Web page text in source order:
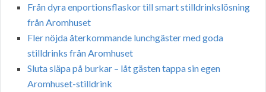
Från dyra enportionsflaskor till smart stilldrinkslösning
från Aromhuset
Fler nöjda återkommande lunchgäster med goda
stilldrinks från Aromhuset
Sluta släpa på burkar – låt gästen tappa sin egen
Aromhuset-stilldrink